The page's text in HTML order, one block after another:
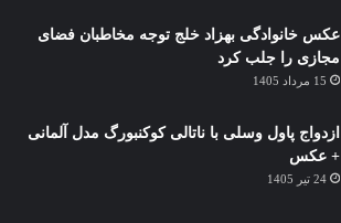
عکس خانوادگی بهزاد خلج توجه مخاطبان فضای
مجازی را جلب کرد
15 مرداد 1405
ازدواج پاول وسلی با ناتالی کوکنبورگ مدل آلمانی
+ عکس
24 تیر 1405